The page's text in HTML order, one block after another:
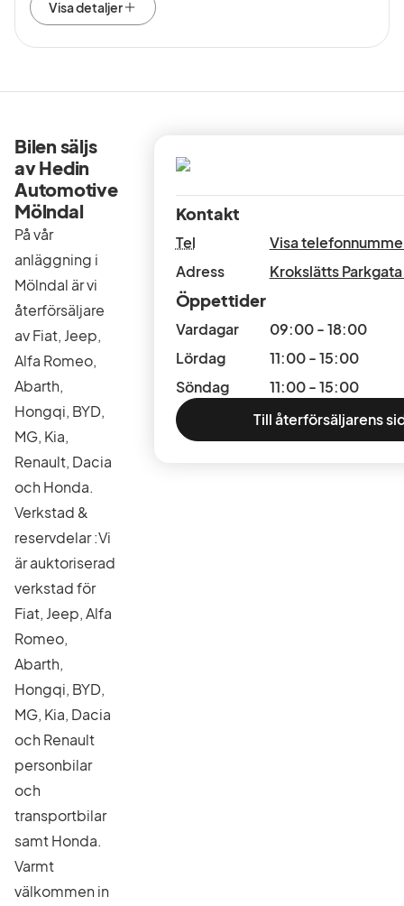
Visa detaljer
Bilen säljs
av Hedin
Automotive
Mölndal
På vår
anläggning i
Mölndal är vi
återförsäljare
av Fiat, Jeep,
Alfa Romeo,
Abarth,
Hongqi, BYD,
MG, Kia,
Renault, Dacia
och Honda.
Verkstad &
reservdelar :Vi
är auktoriserad
verkstad för
Fiat, Jeep, Alfa
Romeo,
Abarth,
Hongqi, BYD,
MG, Kia, Dacia
och Renault
personbilar
och
transportbilar
samt Honda.
Varmt
välkommen in
Kontakt
Tel
Visa
Adress
Krokslätts
Öppettider
Vardagar
09:00 - 18:00
Lördag
11:00 - 15:00
Söndag
11:00 - 15:00
Till återförsäljarens